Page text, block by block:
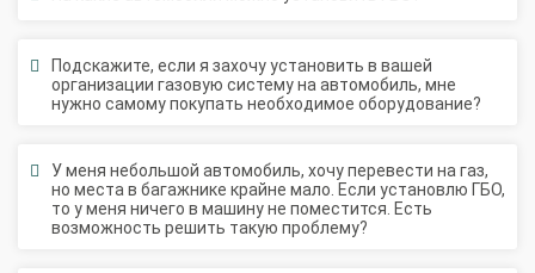
организации газовую систему на автомобиль, мне
нужно самому покупать необходимое оборудование?
но места в багажнике крайне мало. Если установлю ГБО,
то у меня ничего в машину не поместится. Есть
возможность решить такую проблему?